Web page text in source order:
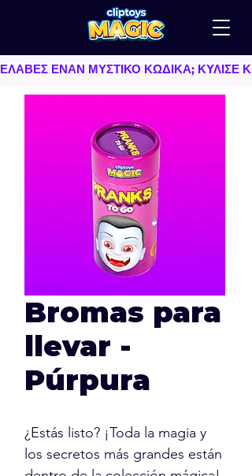
ΕΛΑΒΕΣ ΕΝΑΝ ΜΥΣΤΙΚΟ ΚΩΔΙΚΑ; ΚΥΛΙΣΕ
Bromas para
llevar -
Púrpura
¿Estás listo? ¡Toda la magia y
los secretos más grandes están